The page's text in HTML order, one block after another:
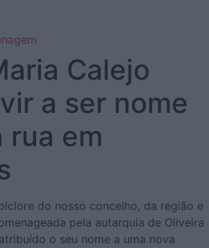
Calejo
a ser nome
rua em
do nosso concelho, da região e
pela autarquia de Oliveira
o seu nome a uma nova